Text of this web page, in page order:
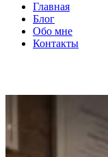
Главная
Блог
Обо мне
Контакты